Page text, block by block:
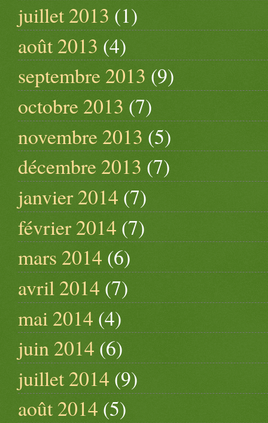
juillet 2013 (1)
août 2013 (4)
septembre 2013 (9)
octobre 2013 (7)
novembre 2013 (5)
décembre 2013 (7)
janvier 2014 (7)
février 2014 (7)
mars 2014 (6)
avril 2014 (7)
mai 2014 (4)
juin 2014 (6)
juillet 2014 (9)
août 2014 (5)